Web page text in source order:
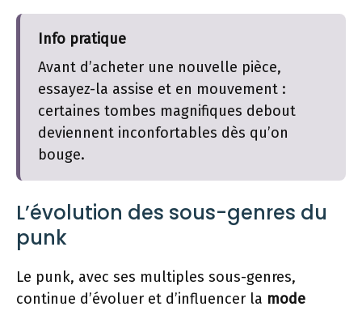
Info pratique
Avant d’acheter une nouvelle pièce,
essayez-la assise et en mouvement :
certaines tombes magnifiques debout
deviennent inconfortables dès qu’on
bouge.
L’évolution des sous-genres du
punk
Le punk, avec ses multiples sous-genres,
continue d’évoluer et d’influencer la mode